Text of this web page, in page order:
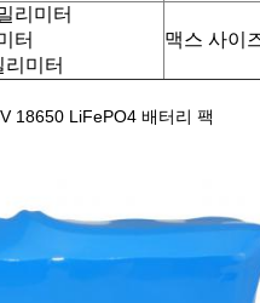
리미터
터
리미터
맥스 사이
18650 LiFePO4 배터리 팩